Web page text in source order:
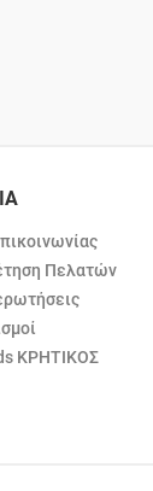
Πελατών
ΚΡΗΤΙΚΟΣ